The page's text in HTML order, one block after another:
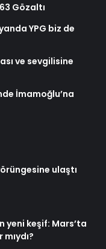
Gözaltı
YPG biz de
ve sevgilisine
İmamoğlu’na
ulaştı
yeni keşif: Mars’ta